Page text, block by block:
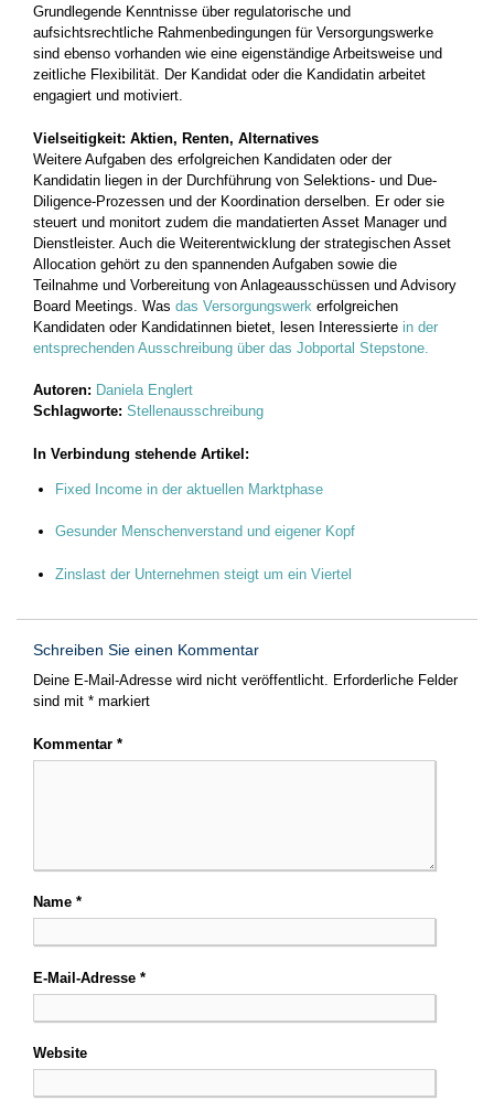
Grundlegende Kenntnisse über regulatorische und
aufsichtsrechtliche Rahmenbedingungen für Versorgungswerke
sind ebenso vorhanden wie eine eigenständige Arbeitsweise und
zeitliche Flexibilität. Der Kandidat oder die Kandidatin arbeitet
engagiert und motiviert.
Vielseitigkeit: Aktien, Renten, Alternatives
Weitere Aufgaben des erfolgreichen Kandidaten oder der
Kandidatin liegen in der Durchführung von Selektions- und Due-
Diligence-Prozessen und der Koordination derselben. Er oder sie
steuert und monitort zudem die mandatierten Asset Manager und
Dienstleister. Auch die Weiterentwicklung der strategischen Asset
Allocation gehört zu den spannenden Aufgaben sowie die
Teilnahme und Vorbereitung von Anlageausschüssen und Advisory
Board Meetings. Was das Versorgungswerk erfolgreichen
Kandidaten oder Kandidatinnen bietet, lesen Interessierte in der
entsprechenden Ausschreibung über das Jobportal Stepstone.
Autoren: Daniela Englert
Schlagworte: Stellenausschreibung
In Verbindung stehende Artikel:
Fixed Income in der aktuellen Marktphase
Gesunder Menschenverstand und eigener Kopf
Zinslast der Unternehmen steigt um ein Viertel
Schreiben Sie einen Kommentar
Deine E-Mail-Adresse wird nicht veröffentlicht. Erforderliche Felder
sind mit * markiert
Kommentar *
Name *
E-Mail-Adresse *
Website